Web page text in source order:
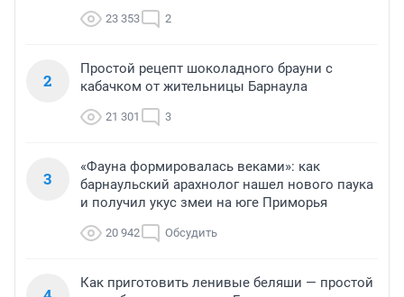
23 353 2
2
Простой рецепт шоколадного брауни с
кабачком от жительницы Барнаула
21 301 3
3
«Фауна формировалась веками»: как
барнаульский арахнолог нашел нового паука
и получил укус змеи на юге Приморья
20 942 Обсудить
Как приготовить ленивые беляши — простой